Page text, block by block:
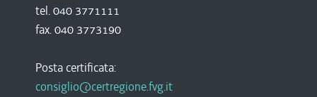
tel. 040 3771111
fax. 040 3773190
Posta certificata:
consiglio@certregione.fvg.it